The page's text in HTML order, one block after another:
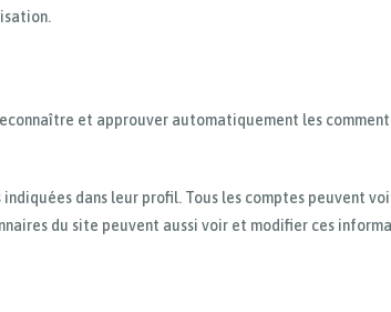
et approuver automatiquement les
dans leur profil. Tous les comptes peuvent
du site peuvent aussi voir et modifier ces